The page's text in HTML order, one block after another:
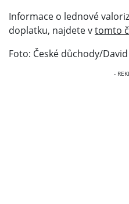
Informace o lednové
doplatku, najdete vtomto
Foto: České důchody/